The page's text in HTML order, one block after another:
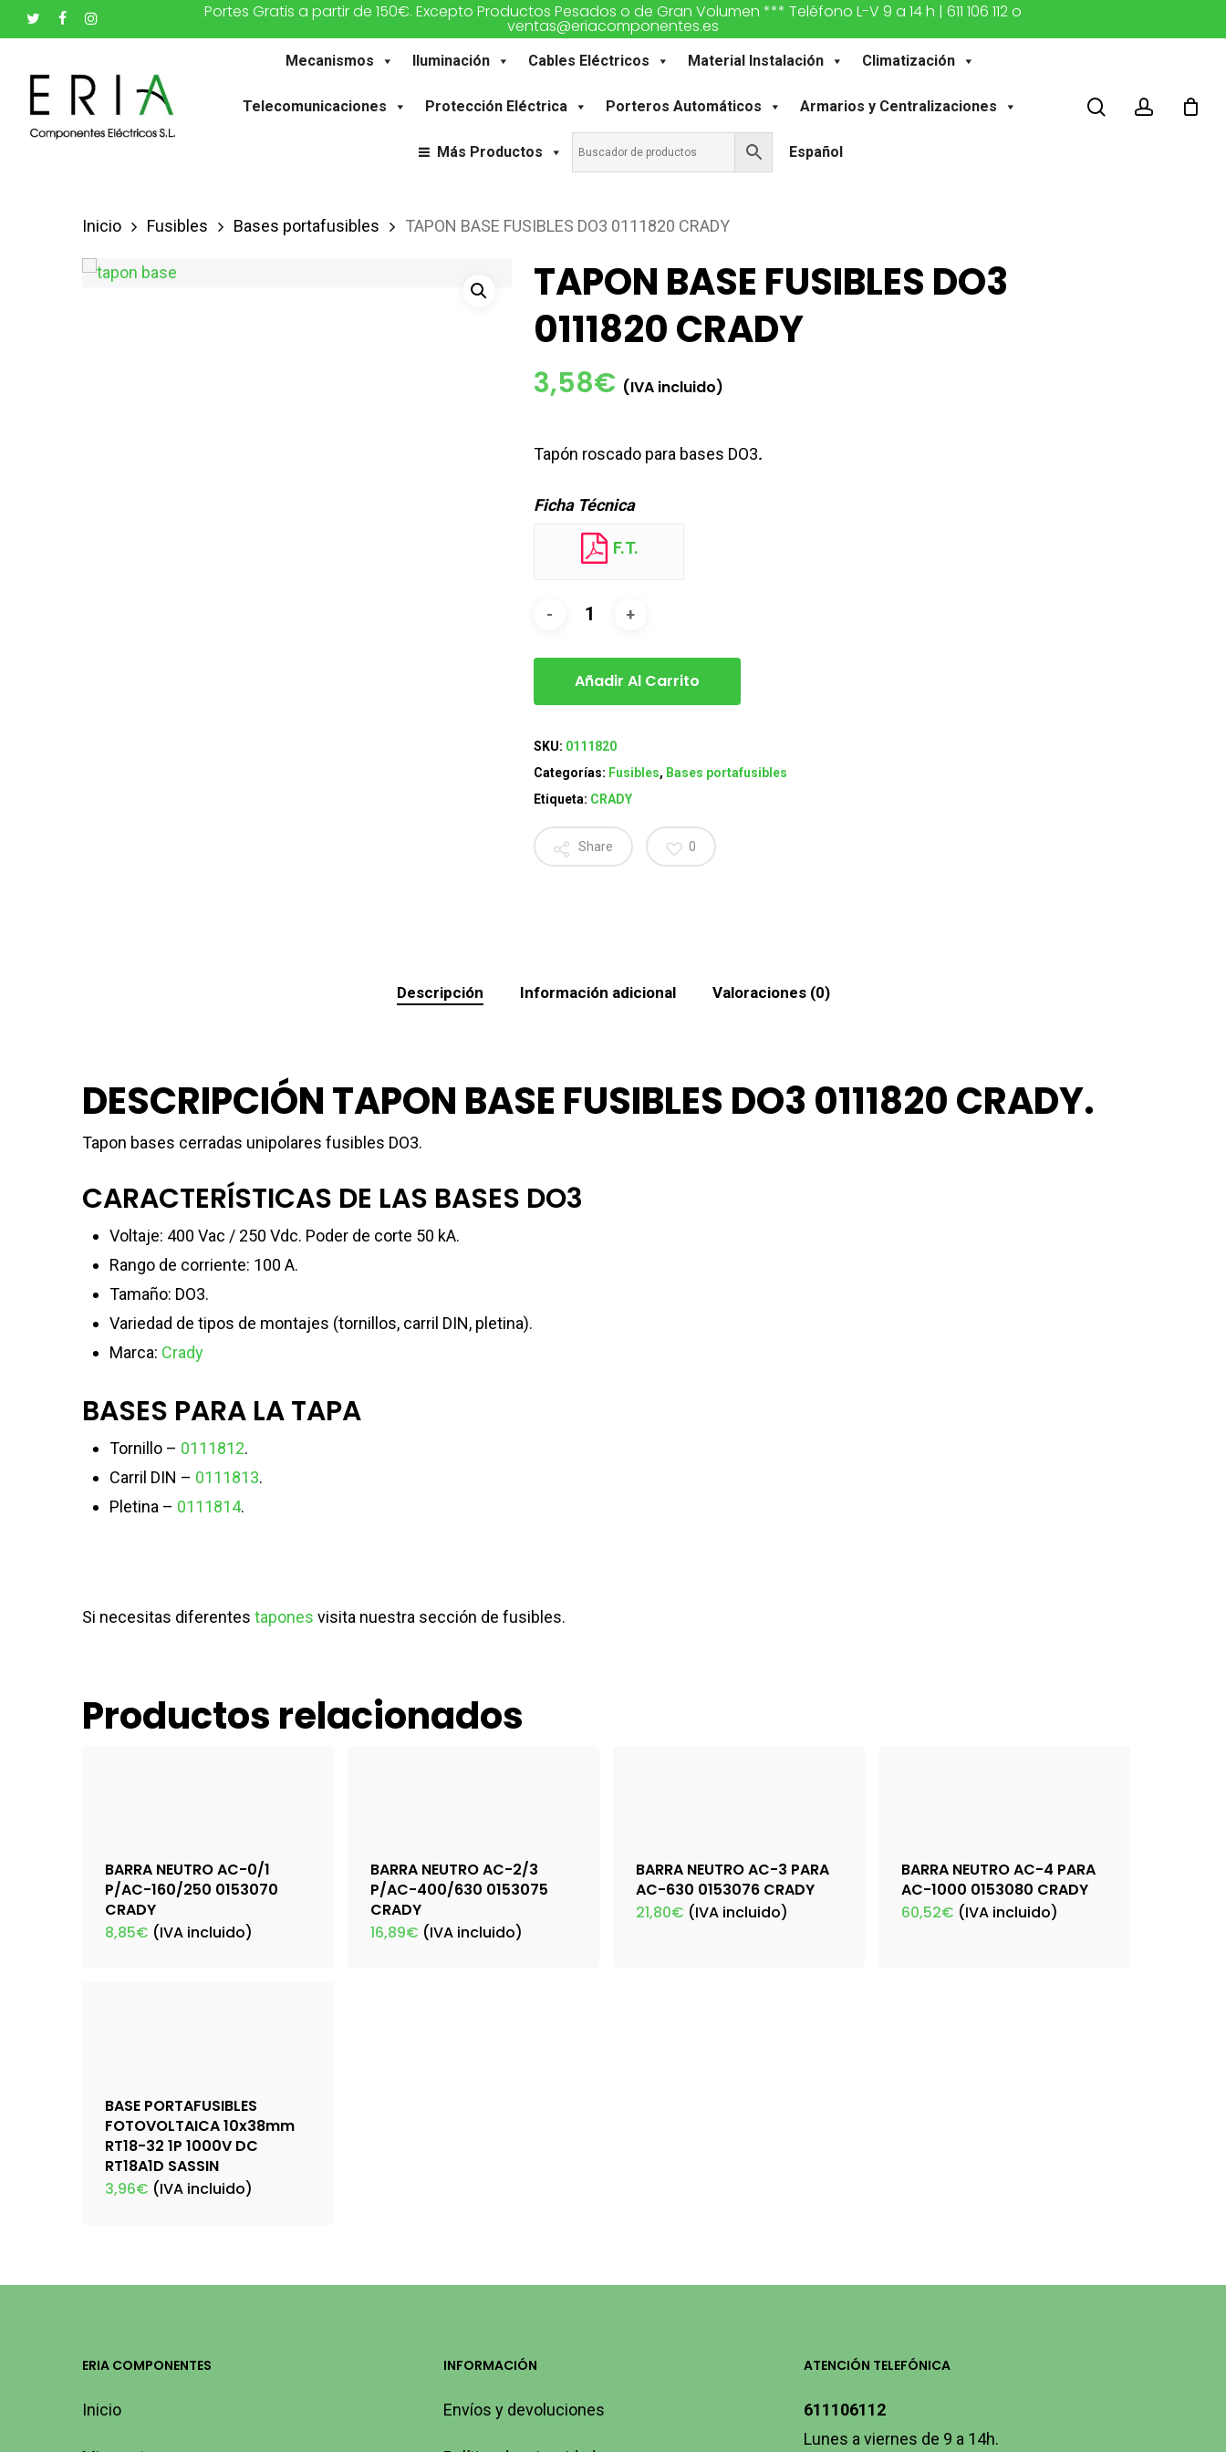
Saltar
al
contenido
principal
twitter facebookinstagram Portes Gratis a partir de 150€. Excepto Productos Pesados o de Gran Volumen *** Teléfono L-V 9 a 14 h | 611 106 112 o
ventas@eriacomponentes.es
Mecanismos Iluminación Cables Eléctricos Material Instalación Climatización
Telecomunicaciones Protección Eléctrica Porteros Automáticos Armarios y Centralizaciones
Más Productos Español
buscaraccount
Inicio Fusibles Bases portafusibles TAPON BASE FUSIBLES DO3 0111820 CRADY
TAPON BASE FUSIBLES DO3
0111820 CRADY
3,58€ (IVA incluido)
Tapón roscado para bases DO3.
Ficha Técnica
F.T.
Añadir Al Carrito
SKU: 0111820
Categorías: Fusibles, Bases portafusibles
Etiqueta: CRADY
Share 0
Descripción Información adicional Valoraciones (0)
DESCRIPCIÓN TAPON BASE FUSIBLES DO3 0111820 CRADY.
Tapon bases cerradas unipolares fusibles DO3.
CARACTERÍSTICAS DE LAS BASES DO3
Voltaje: 400 Vac / 250 Vdc. Poder de corte 50 kA.
Rango de corriente: 100 A.
Tamaño: DO3.
Variedad de tipos de montajes (tornillos, carril DIN, pletina).
Marca: Crady
BASES PARA LA TAPA
Tornillo – 0111812.
Carril DIN – 0111813.
Pletina – 0111814.
Si necesitas diferentes tapones visita nuestra sección de fusibles.
Productos relacionados
BARRA NEUTRO AC-0/1
P/AC-160/250 0153070
CRADY
8,85€ (IVA incluido)
BARRA NEUTRO AC-2/3
P/AC-400/630 0153075
CRADY
16,89€ (IVA incluido)
BARRA NEUTRO AC-3 PARA
AC-630 0153076 CRADY
21,80€ (IVA incluido)
BARRA NEUTRO AC-4 PARA
AC-1000 0153080 CRADY
60,52€ (IVA incluido)
BASE PORTAFUSIBLES
FOTOVOLTAICA 10x38mm
RT18-32 1P 1000V DC
RT18A1D SASSIN
3,96€ (IVA incluido)
ERIA COMPONENTES
Inicio
INFORMACIÓN
Envíos y devoluciones
ATENCIÓN TELEFÓNICA
611106112
Lunes a viernes de 9 a 14h.